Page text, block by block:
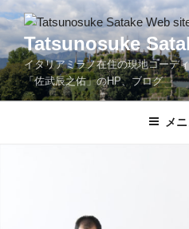
ン
テ
ン
ツ
へ
Tatsunosuke
イタリアミラノ在住の現地コーデ
「佐武辰之佑」のHP、ブログ
メ